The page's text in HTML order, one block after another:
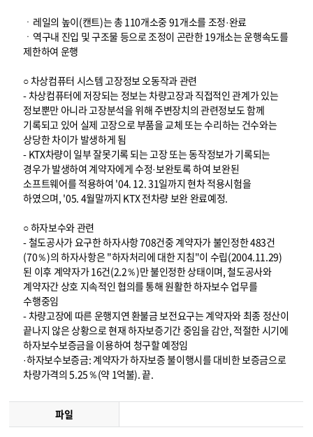
ㆍ레일의 높이(캔트)는 총 110개소중 91개소를 조정·완료
ㆍ역구내 진입 및 구조물 등으로 조정이 곤란한 19개소는 운행속도를
제한하여 운행
○ 차상컴퓨터 시스템 고장정보 오동작과 관련
- 차상컴퓨터에 저장되는 정보는 차량고장과 직접적인 관계가 있는
정보뿐만 아니라 고장분석을 위해 주변장치의 관련정보도 함께
기록되고 있어 실제 고장으로 부품을 교체 또는 수리하는 건수와는
상당한 차이가 발생하게 됨
- KTX차량이 일부 잘못기록 되는 고장 또는 동작정보가 기록되는
경우가 발생하여 계약자에게 수정·보완토록 하여 보완된
소프트웨어를 적용하여 '04. 12. 31일까지 현차 적용시험을
하였으며, '05. 4월말까지 KTX 전차량 보완 완료예정.
○ 하자보수와 관련
- 철도공사가 요구한 하자사항 708건중 계약자가 불인정한 483건
(70％)의 하자사항은 "하자처리에 대한 지침"이 수립(2004.11.29)
된 이후 계약자가 16건(2.2％)만 불인정한 상태이며, 철도공사와
계약자간 상호 지속적인 협의를 통해 원활한 하자보수 업무를
수행중임
- 차량고장에 따른 운행지연 환불금 보전요구는 계약자와 최종 정산이
끝나지 않은 상황으로 현재 하자보증기간 중임을 감안, 적절한 시기에
하자보수보증금을 이용하여 청구할 예정임
·하자보수보증금: 계약자가 하자보증 불이행시를 대비한 보증금으로
차량가격의 5.25％(약 1억불). 끝.
파일